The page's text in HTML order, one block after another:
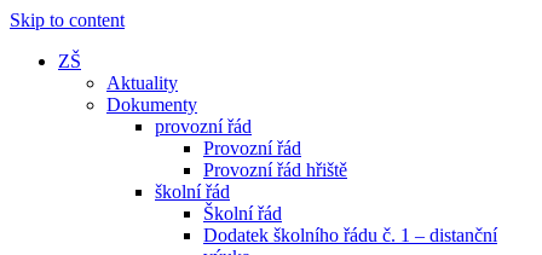
Skip to content
ZŠ
Aktuality
Dokumenty
provozní řád
Provozní řád
Provozní řád hřiště
školní řád
Školní řád
Dodatek školního řádu č. 1 – distanční